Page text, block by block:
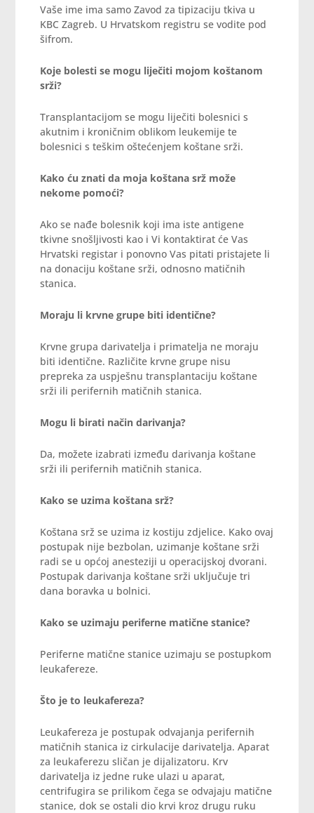
Vaše ime ima samo Zavod za tipizaciju tkiva u
KBC Zagreb. U Hrvatskom registru se vodite pod
šifrom.
Koje bolesti se mogu liječiti mojom koštanom
srži?
Transplantacijom se mogu liječiti bolesnici s
akutnim i kroničnim oblikom leukemije te
bolesnici s teškim oštećenjem koštane srži.
Kako ću znati da moja koštana srž može
nekome pomoći?
Ako se nađe bolesnik koji ima iste antigene
tkivne snošljivosti kao i Vi kontaktirat će Vas
Hrvatski registar i ponovno Vas pitati pristajete li
na donaciju koštane srži, odnosno matičnih
stanica.
Moraju li krvne grupe biti identične?
Krvne grupa darivatelja i primatelja ne moraju
biti identične. Različite krvne grupe nisu
prepreka za uspješnu transplantaciju koštane
srži ili perifernih matičnih stanica.
Mogu li birati način darivanja?
Da, možete izabrati između darivanja koštane
srži ili perifernih matičnih stanica.
Kako se uzima koštana srž?
Koštana srž se uzima iz kostiju zdjelice. Kako ovaj
postupak nije bezbolan, uzimanje koštane srži
radi se u općoj anesteziji u operacijskoj dvorani.
Postupak darivanja koštane srži uključuje tri
dana boravka u bolnici.
Kako se uzimaju periferne matične stanice?
Periferne matične stanice uzimaju se postupkom
leukafereze.
Što je to leukafereza?
Leukafereza je postupak odvajanja perifernih
matičnih stanica iz cirkulacije darivatelja. Aparat
za leukaferezu sličan je dijalizatoru. Krv
darivatelja iz jedne ruke ulazi u aparat,
centrifugira se prilikom čega se odvajaju matične
stanice, dok se ostali dio krvi kroz drugu ruku